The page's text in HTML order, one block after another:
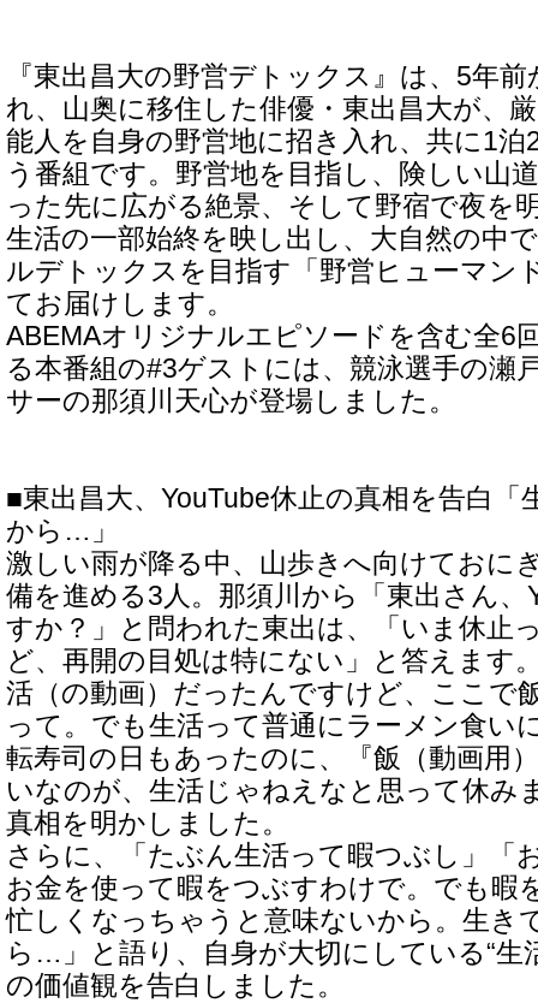
『東出昌大の野営デトックス』は、5年
れ、山奥に移住した俳優・東出昌大が、
能人を自身の野営地に招き入れ、共に1泊
う番組です。野営地を目指し、険しい山
った先に広がる絶景、そして野宿で夜を
生活の一部始終を映し出し、大自然の中
ルデトックスを目指す「野営ヒューマン
てお届けします。
ABEMAオリジナルエピソードを含む全6
る本番組の#3ゲストには、競泳選手の瀬
サーの那須川天心が登場しました。
■東出昌大、YouTube休止の真相を告白「
から…」
激しい雨が降る中、山歩きへ向けておに
備を進める3人。那須川から「東出さん、
すか？」と問われた東出は、「いま休止
ど、再開の目処は特にない」と答えます
活（の動画）だったんですけど、ここで
って。でも生活って普通にラーメン食い
転寿司の日もあったのに、『飯（動画用
いなのが、生活じゃねえなと思って休み
真相を明かしました。
さらに、「たぶん生活って暇つぶし」「
お金を使って暇をつぶすわけで。でも暇
忙しくなっちゃうと意味ないから。生き
ら…」と語り、自身が大切にしている“生
の価値観を告白しました。